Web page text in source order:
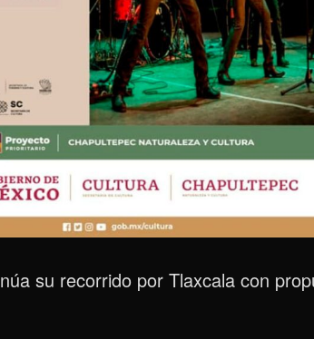
su recorrido por Tlaxcala con